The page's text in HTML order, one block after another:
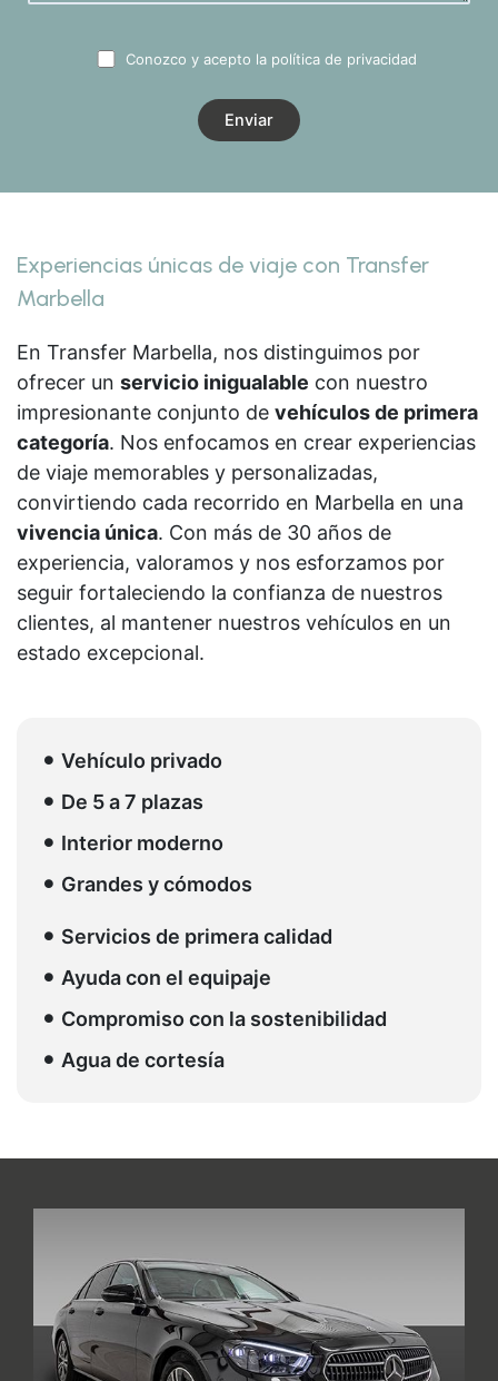
Conozco y acepto la política de privacidad
Experiencias únicas de viaje con Transfer
Marbella
En Transfer Marbella, nos distinguimos por
ofrecer un servicio inigualable con nuestro
impresionante conjunto de vehículos de primera
categoría. Nos enfocamos en crear experiencias
de viaje memorables y personalizadas,
convirtiendo cada recorrido en Marbella en una
vivencia única. Con más de 30 años de
experiencia, valoramos y nos esforzamos por
seguir fortaleciendo la confianza de nuestros
clientes, al mantener nuestros vehículos en un
estado excepcional.
Vehículo privado
De 5 a 7 plazas
Interior moderno
Grandes y cómodos
Servicios de primera calidad
Ayuda con el equipaje
Compromiso con la sostenibilidad
Agua de cortesía